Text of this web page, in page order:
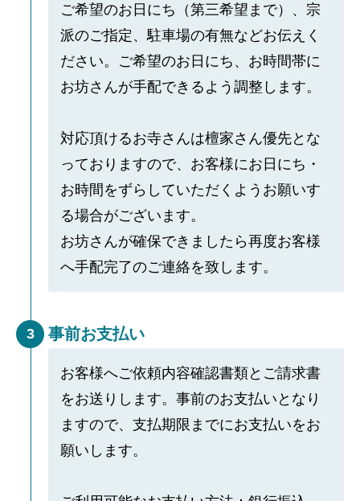
ご希望のお日にち（第三希望まで）、宗
派のご指定、駐車場の有無などお伝えく
ださい。ご希望のお日にち、お時間帯に
お坊さんが手配できるよう調整します。
対応頂けるお寺さんは檀家さん優先とな
っておりますので、お客様にお日にち・
お時間をずらしていただくようお願いす
る場合がございます。
お坊さんが確保できましたら再度お客様
へ手配完了のご連絡を致します。
3 事前お支払い
お客様へご依頼内容確認書類とご請求書
をお送りします。事前のお支払いとなり
ますので、支払期限までにお支払いをお
願いします。